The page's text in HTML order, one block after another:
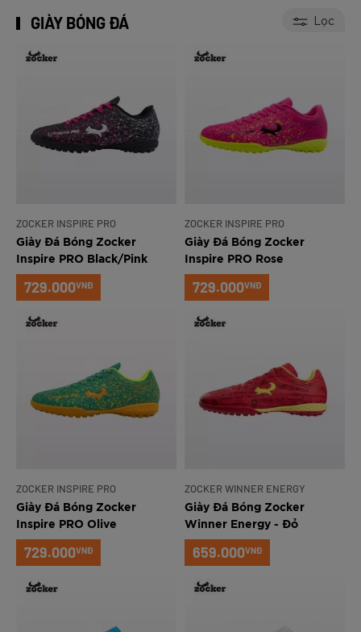
GIÀY BÓNG ĐÁ Lọc
ZOCKER INSPIRE PRO
Giày Đá Bóng Zocker
Inspire PRO Black/Pink
729.000VNĐ
ZOCKER INSPIRE PRO
Giày Đá Bóng Zocker
Inspire PRO Rose
Red/Green
729.000VNĐ
ZOCKER INSPIRE PRO
Giày Đá Bóng Zocker
Inspire PRO Olive
Green/Orange
729.000VNĐ
ZOCKER WINNER ENERGY
Giày Đá Bóng Zocker
Winner Energy - Đỏ
659.000VNĐ